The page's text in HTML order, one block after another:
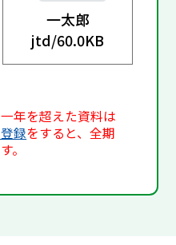
一太郎
jtd/60.0KB
年を超えた資料は
録をすると、全期
。